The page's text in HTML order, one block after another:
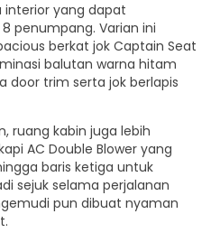
interior yang dapat
penumpang. Varian ini
berkat jok Captain Seat
balutan warna hitam
door trim serta jok berlapis
ruang kabin juga lebih
AC Double Blower yang
baris ketiga untuk
sejuk selama perjalanan
pun dibuat nyaman